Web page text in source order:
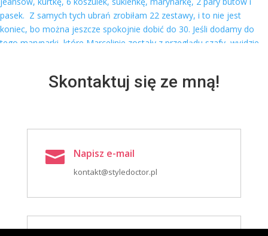
Skontaktuj się ze mną!
 Napisz e-mail
kontakt@styledoctor.pl